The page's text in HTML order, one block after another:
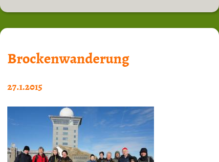
Brockenwanderung
27.1.2015